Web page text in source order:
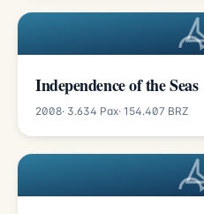
Independence of the Seas
2008· 3.634 Pax· 154.407 BRZ